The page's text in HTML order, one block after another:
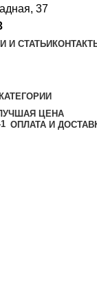
37
И СТАТЬИ
ЦЕНА
ОПЛАТА И